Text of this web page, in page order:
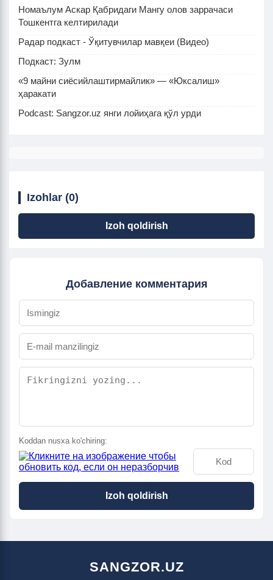
Номаълум Аскар Қабридаги Мангу олов заррачаси
Тошкентга келтирилади
Радар подкаст - Ўқитувчилар мавқеи (Видео)
Подкаст: Зулм
«9 майни сиёсийлаштирмайлик» — «Юксалиш»
ҳаракати
Podcast: Sangzor.uz янги лойиҳага қўл урди
Izohlar (0)
Izoh qoldirish
Добавление комментария
Koddan nusxa ko'chiring:
Izoh qoldirish
SANGZOR.UZ